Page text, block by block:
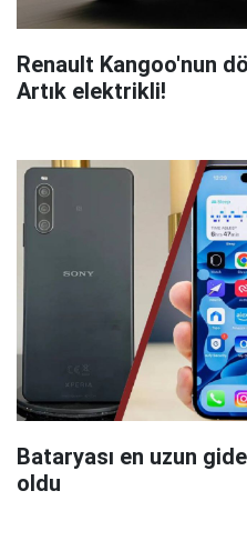
Renault Kangoo'nun
Artık elektrikli!
Bataryası en uzun
oldu